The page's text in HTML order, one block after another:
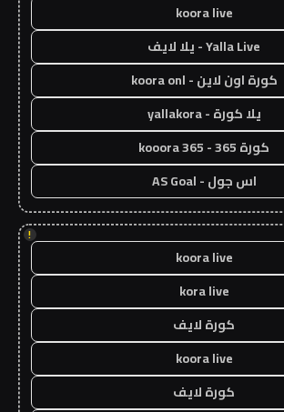
koora live
Yalla Live - يلا لايف
كورة اون لاين - koora onl
يلا كورة - yallakora
كورة 365 - kooora 365
اس جول - AS Goal
!
koora live
kora live
كورة لايف
koora live
كورة لايف